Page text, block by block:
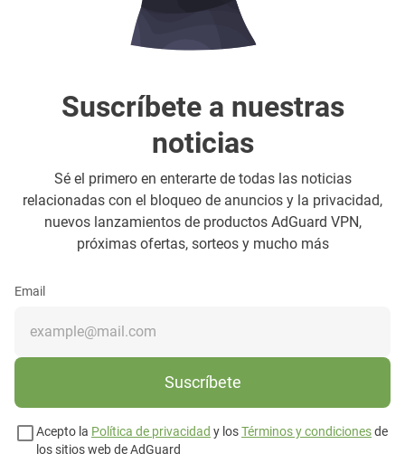
Suscríbete a nuestras
noticias
Sé el primero en enterarte de todas las noticias
relacionadas con el bloqueo de anuncios y la privacidad,
nuevos lanzamientos de productos AdGuard VPN,
próximas ofertas, sorteos y mucho más
Email
Suscríbete
Acepto la Política de privacidad y losTérminos y condicionesde
los sitios web de AdGuard